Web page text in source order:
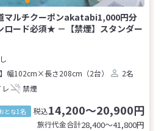
マルチクーポンakatabi1,000円分
ード必須★ －【禁煙】スタンダー
】幅102cm×長さ208cm（2台）
2名
レ 禁煙
とな1名 税込14,200～20,900円
旅行代金合計28,400〜41,800円